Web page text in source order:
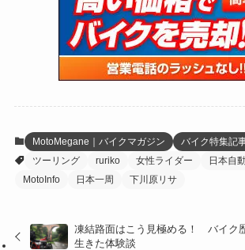
(64)
(109)
(15)
(5)
(17)
(5)
(27)
(61)
(13)
(60)
(171)
(38)
(47)
(59)
(41)
(47)
(35)
(41)
(12)
(16)
(4)
(16)
MotoMegane｜バイクマガジン バイク特集記
ツーリング
ruriko 女性ライダー
日本自
MotoInfo
日本一周 下川原リサ
凍結路面はこう見極める！ バイク
生きた体験談